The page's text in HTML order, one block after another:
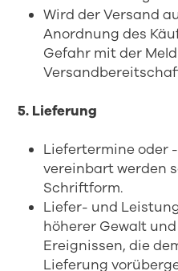
Wird der Versand
Anordnung des
Gefahr mit der
5. Lieferung
Liefertermine oder
vereinbart werden
Schriftform.
Liefer- und
höherer Gewalt
Ereignissen, die
Lieferung